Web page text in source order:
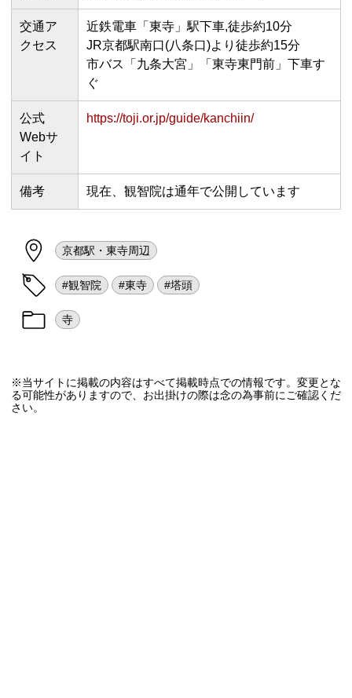
交通ア
クセス
近鉄電車「東寺」駅下車,徒歩約10分
JR京都駅南口(八条口)より徒歩約15分
市バス「九条大宮」「東寺東門前」下車す
ぐ
公式
Webサ
イト
https://toji.or.jp/guide/kanchiin/
備考 現在、観智院は通年で公開しています
京都駅・東寺周辺
#観智院 #東寺 #塔頭
寺
※当サイトに掲載の内容はすべて掲載時点での情報です。変更とな
る可能性がありますので、お出掛けの際は念の為事前にご確認くだ
さい。